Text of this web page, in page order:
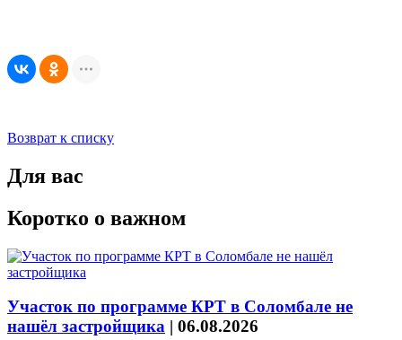
Возврат к списку
Для вас
Коротко о важном
Участок по программе КРТ в Соломбале не
нашёл застройщика | 06.08.2026